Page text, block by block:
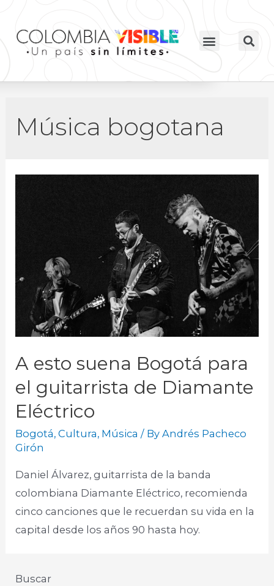
Música bogotana
A esto suena Bogotá para
el guitarrista de Diamante
Eléctrico
Bogotá,Cultura, Música / ByAndrés Pacheco
Girón
Daniel Álvarez, guitarrista de la banda
colombiana Diamante Eléctrico, recomienda
cinco canciones que le recuerdan su vida en la
capital desde los años 90 hasta hoy.
Buscar